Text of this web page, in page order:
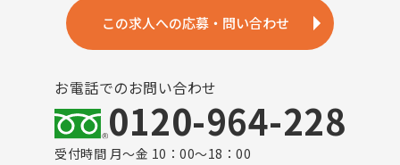
この求人への応募・問い合わせ
お電話でのお問い合わせ
0120-964-228
受付時間 月～金 10：00～18：00